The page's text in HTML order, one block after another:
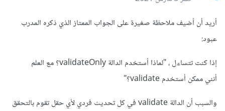
أريد أن أضيف ملاحظة صغيرة على الجواب الممتاز الذي ذكره المدرب
عبود:
إذا كنت تتساءل ، "لماذا أستخدم الدالة validateOnly؟ مع العلم
أنني ممكن أستخدم validate؟"
والسبب أن الدالة validate في كل تحديث فردي لأي حقل تقوم بالتحقق